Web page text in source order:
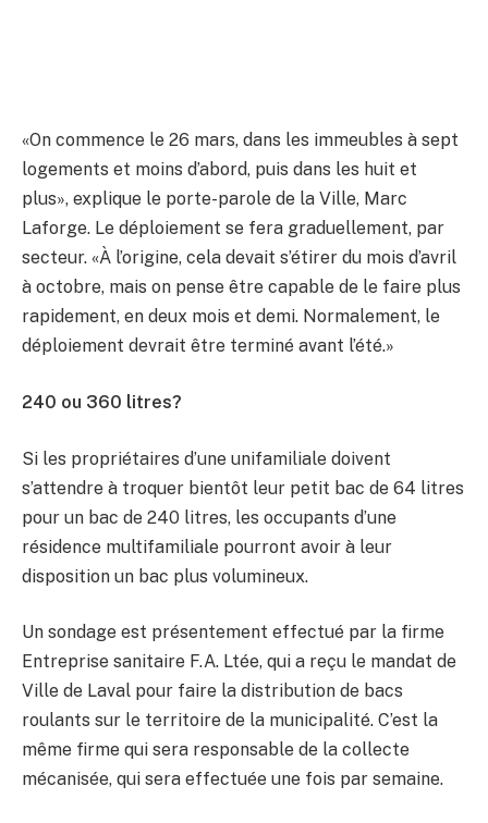
«On commence le 26 mars, dans les immeubles à sept
logements et moins d’abord, puis dans les huit et
plus», explique le porte-parole de la Ville, Marc
Laforge. Le déploiement se fera graduellement, par
secteur. «À l’origine, cela devait s’étirer du mois d’avril
à octobre, mais on pense être capable de le faire plus
rapidement, en deux mois et demi. Normalement, le
déploiement devrait être terminé avant l’été.»
240 ou 360 litres?
Si les propriétaires d’une unifamiliale doivent
s’attendre à troquer bientôt leur petit bac de 64 litres
pour un bac de 240 litres, les occupants d’une
résidence multifamiliale pourront avoir à leur
disposition un bac plus volumineux.
Un sondage est présentement effectué par la firme
Entreprise sanitaire F.A. Ltée, qui a reçu le mandat de
Ville de Laval pour faire la distribution de bacs
roulants sur le territoire de la municipalité. C’est la
même firme qui sera responsable de la collecte
mécanisée, qui sera effectuée une fois par semaine.